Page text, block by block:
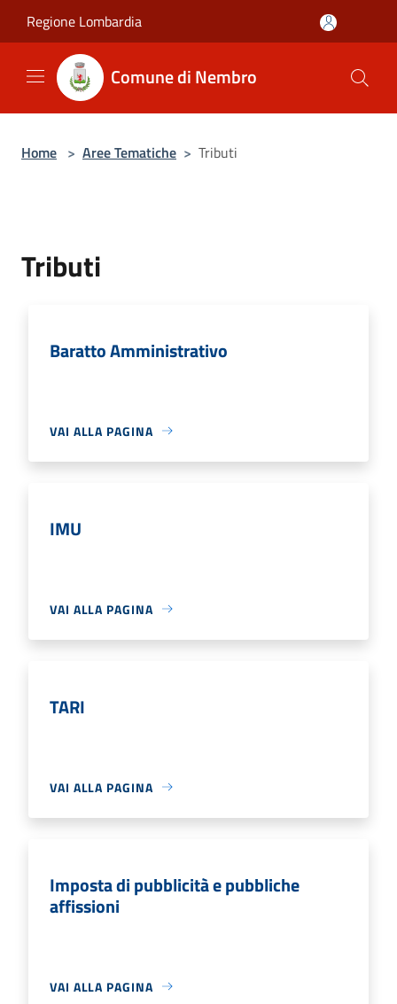
Regione Lombardia
Comune di Nembro
Home > Aree Tematiche > Tributi
Tributi
Baratto Amministrativo
VAI ALLA PAGINA
IMU
VAI ALLA PAGINA
TARI
VAI ALLA PAGINA
Imposta di pubblicità e pubbliche
affissioni
VAI ALLA PAGINA